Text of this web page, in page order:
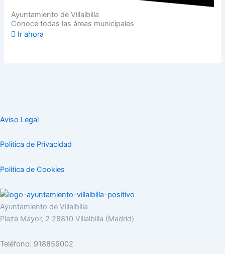
Ayuntamiento de Villalbilla
Conoce todas las áreas municipales
Ir ahora
Aviso Legal
Politica de Privacidad
Política de Cookies
Ayuntamiento de Villalbilla
Plaza Mayor, 2 28810 Villalbilla (Madrid)
Teléfono: 918859002